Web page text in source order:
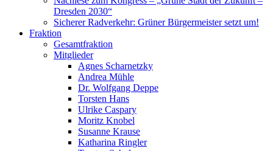
Dresden 2030“
Sicherer Radverkehr: Grüner Bürgermeister setzt um!
Fraktion
Gesamtfraktion
Mitglieder
Agnes Scharnetzky
Andrea Mühle
Dr. Wolfgang Deppe
Torsten Hans
Ulrike Caspary
Moritz Knobel
Susanne Krause
Katharina Ringler